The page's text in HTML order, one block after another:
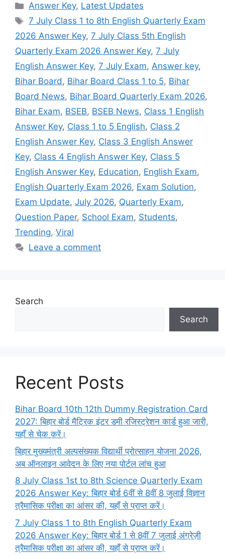
Categories
Answer Key, Latest Updates
Tags
7 July Class 1 to 8th English Quarterly Exam
2026 Answer Key, 7 July Class 5th English
Quarterly Exam 2026 Answer Key, 7 July
English Answer Key, 7 July Exam, Answer key,
Bihar Board, Bihar Board Class 1 to 5, Bihar
Board News, Bihar Board Quarterly Exam 2026,
Bihar Exam, BSEB, BSEB News, Class 1 English
Answer Key, Class 1 to 5 English, Class 2
English Answer Key, Class 3 English Answer
Key, Class 4 English Answer Key, Class 5
English Answer Key, Education, English Exam,
English Quarterly Exam 2026, Exam Solution,
Exam Update, July 2026, Quarterly Exam,
Question Paper, School Exam, Students,
Trending, Viral
Leave a comment
Search
Search
Recent Posts
Bihar Board 10th 12th Dummy Registration Card
2027: बिहार बोर्ड मैट्रिक इंटर डमी रजिस्ट्रेशन कार्ड हुआ जारी,
यहाँ से चेक करें।
बिहार मुख्यमंत्री अल्पसंख्यक विद्यार्थी प्रोत्साहन योजना 2026,
अब ऑनलाइन आवेदन के लिए नया पोर्टल लांच हुआ
8 July Class 1st to 8th Science Quarterly Exam
2026 Answer Key: बिहार बोर्ड 6वीं से 8वीं 8 जुलाई विज्ञान
त्रैमासिक परीक्षा का आंसर की, यहाँ से प्राप्त करें।
7 July Class 1 to 8th English Quarterly Exam
2026 Answer Key: बिहार बोर्ड 1 से 8वीं 7 जुलाई अंग्रेज़ी
त्रैमासिक परीक्षा का आंसर की, यहाँ से प्राप्त करें।